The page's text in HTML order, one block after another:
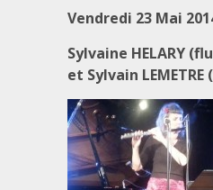
Vendredi 23 Mai
Sylvaine HELARY
et Sylvain